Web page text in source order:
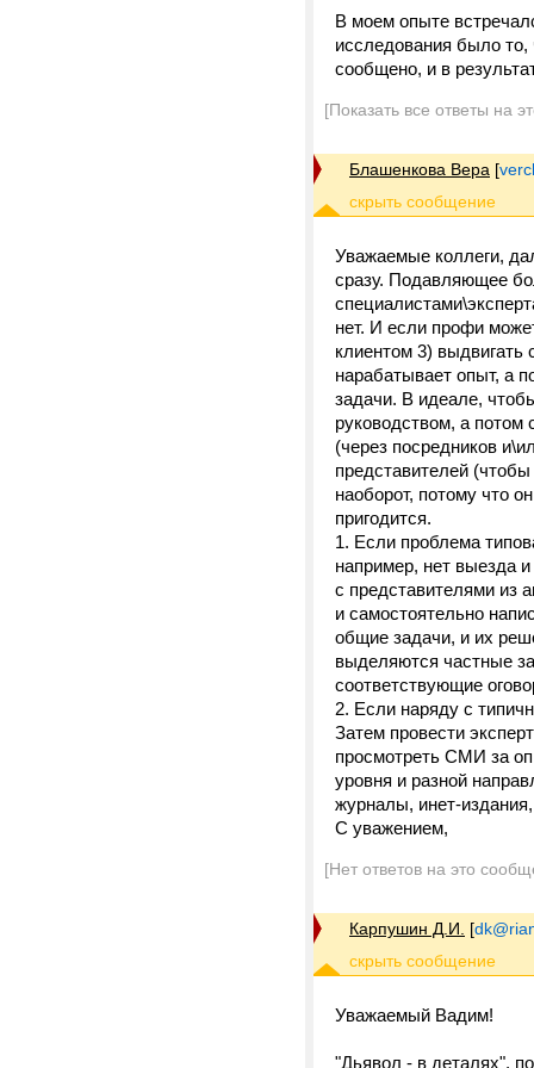
В моем опыте
исследования было
сообщено, и в
[Показать все ответы на
Блашенкова Вера [
Уважаемые коллеги,
сразу. Подавляющее
нет. И если профи
клиентом 3)
нарабатывает опыт, а
задачи. В идеале,
руководством, а потом
(через посредников
представителей
наоборот, потому что
пригодится.
1. Если проблема
например, нет выезда
с представителями из
и самостоятельно
общие задачи, и их
выделяются частные
соответствующие
2. Если наряду с
Затем провести
просмотреть СМИ за
уровня и разной
журналы, инет-
С уважением,
[Нет ответов на это
Карпушин Д.И. [
Уважаемый Вадим!
"Дьявол - в деталях",